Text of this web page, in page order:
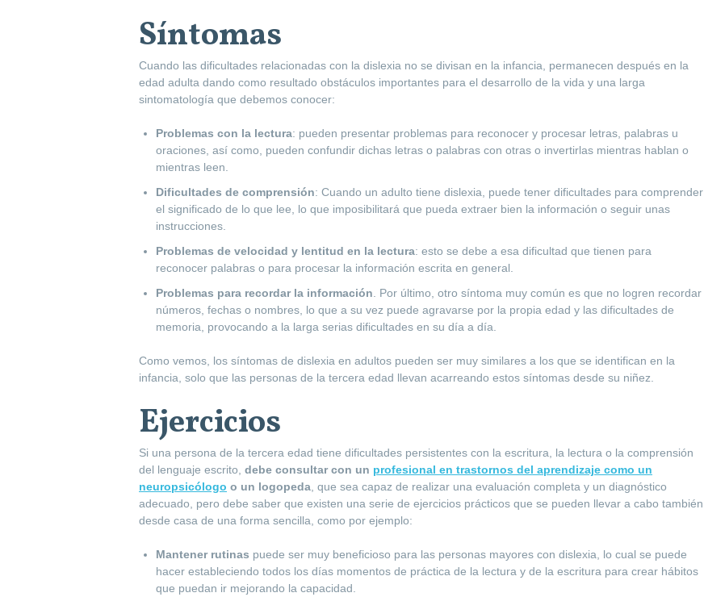
Síntomas
Cuando las dificultades relacionadas con la dislexia no se divisan en la infancia, permanecen después en la
edad adulta dando como resultado obstáculos importantes para el desarrollo de la vida y una larga
sintomatología que debemos conocer:
Problemas con la lectura: pueden presentar problemas para reconocer y procesar letras, palabras u
oraciones, así como, pueden confundir dichas letras o palabras con otras o invertirlas mientras hablan o
mientras leen.
Dificultades de comprensión: Cuando un adulto tiene dislexia, puede tener dificultades para comprender
el significado de lo que lee, lo que imposibilitará que pueda extraer bien la información o seguir unas
instrucciones.
Problemas de velocidad y lentitud en la lectura: esto se debe a esa dificultad que tienen para
reconocer palabras o para procesar la información escrita en general.
Problemas para recordar la información . Por último, otro síntoma muy común es que no logren recordar
números, fechas o nombres, lo que a su vez puede agravarse por la propia edad y las dificultades de
memoria, provocando a la larga serias dificultades en su día a día.
Como vemos, los síntomas de dislexia en adultos pueden ser muy similares a los que se identifican en la
infancia, solo que las personas de la tercera edad llevan acarreando estos síntomas desde su niñez.
Ejercicios
Si una persona de la tercera edad tiene dificultades persistentes con la escritura, la lectura o la comprensión
del lenguaje escrito, debe consultar con un profesional en trastornos del aprendizaje como un
neuropsicólogo o un logopeda , que sea capaz de realizar una evaluación completa y un diagnóstico
adecuado, pero debe saber que existen una serie de ejercicios prácticos que se pueden llevar a cabo también
desde casa de una forma sencilla, como por ejemplo:
Mantener rutinas puede ser muy beneficioso para las personas mayores con dislexia, lo cual se puede
hacer estableciendo todos los días momentos de práctica de la lectura y de la escritura para crear hábitos
que puedan ir mejorando la capacidad.